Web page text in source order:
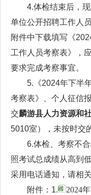
4.体检结束后，
单位公开招聘工作人
附件中下载填写《
工作人员考察表》，
要求完成考察事宜。
5.《2024年下半
考察表》、个人征信
交 麟游县人力资源和
5010室），未按时交
6.体检、考察不
照考试总成绩从高到
采用电话通知，请相
附件：1.
2024